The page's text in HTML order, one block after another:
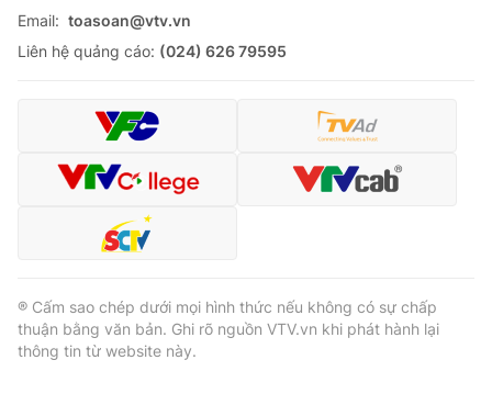
Email: toasoan@vtv.vn
Liên hệ quảng cáo: (024) 626 79595
® Cấm sao chép dưới mọi hình thức nếu không có sự chấp
thuận bằng văn bản. Ghi rõ nguồn VTV.vn khi phát hành lại
thông tin từ website này.